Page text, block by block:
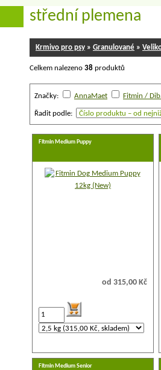
střední plemena
Krmivo pro psy » Granulované »
Celkem nalezeno 38 produktů
Značky: AnnaMaet
Řadit podle:
Fitmin Medium Puppy
od 315,00 Kč
Fitmin Medium Senior